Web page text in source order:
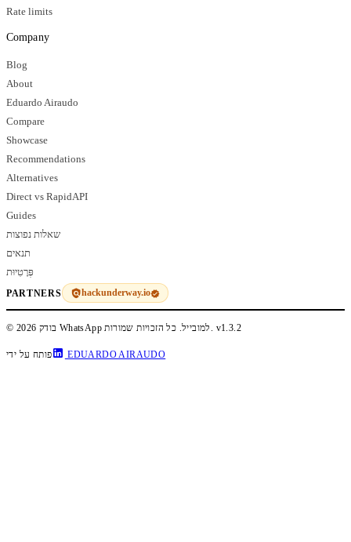
Rate limits
Company
Blog
About
Eduardo Airaudo
Compare
Showcase
Recommendations
Alternatives
Direct vs RapidAPI
Guides
שאלות נפוצות
תנאים
פְּרָטִיוּת
PARTNERS hackunderway.io
© 2026 בודק WhatsApp למובייל. כל הזכויות שמורות. v1.3.2
פותח על ידי EDUARDO AIRAUDO